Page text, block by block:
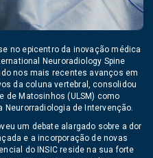
no epicentro da inovação médica
Neuroradiology Spine
nos mais recentes avanços em
da coluna vertebral, consolidou
de Matosinhos (ULSM) como
de Intervenção.
um debate alargado sobre a dor
e a incorporação de novas
do INSIC reside na sua forte